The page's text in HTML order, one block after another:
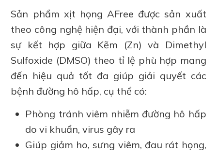
Sản phẩm xịt họng AFree được sản xuất
theo công nghệ hiện đại, với thành phần là
sự kết hợp giữa Kẽm (Zn) và Dimethyl
Sulfoxide (DMSO) theo tỉ lệ phù hợp mang
đến hiệu quả tốt đa giúp giải quyết các
bệnh đường hô hấp, cụ thể có:
Phòng tránh viêm nhiễm đường hô hấp
do vi khuẩn, virus gây ra
Giúp giảm ho, sưng viêm, đau rát họng,